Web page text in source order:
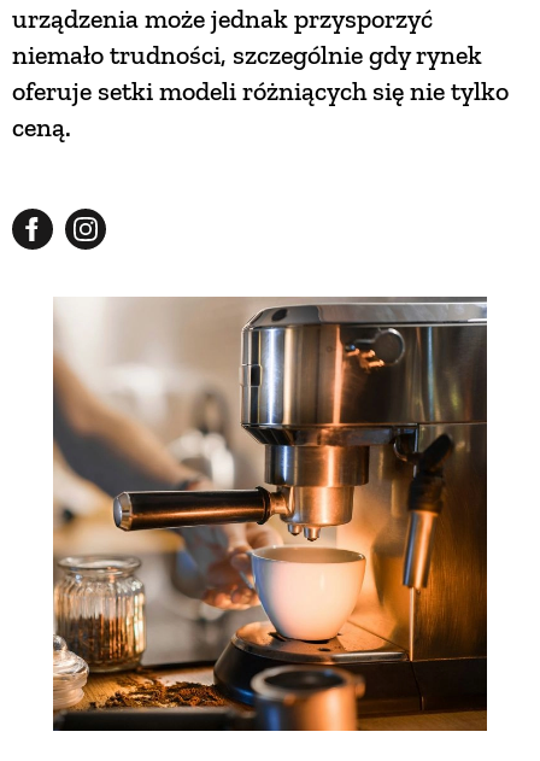
urządzenia może jednak przysporzyć
niemało trudności, szczególnie gdy rynek
oferuje setki modeli różniących się nie tylko
ceną.
NATURALNIE
EKO ŻYCIE
PRZYRODA
ZWIERZĘTA DOMOWE
ZWIERZĘTA W NATURZE
GRZYBY
KRAJOBRAZ